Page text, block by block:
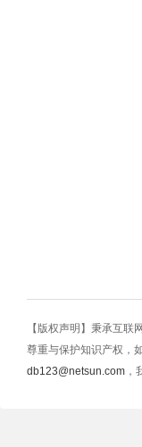
【版权声明】秉承互
尊重与保护知识产权，
db123@netsun.com ，